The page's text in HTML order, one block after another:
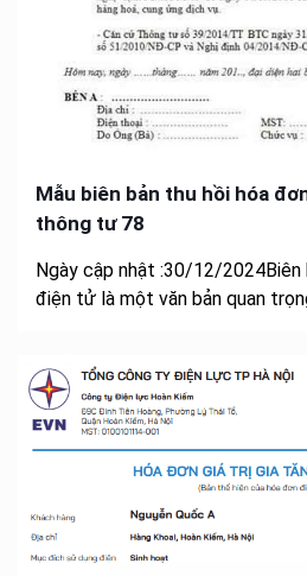
Mẫu biên bản thu hồi hóa
thông tư 78
Ngày cập nhật :30/12/2024Biên
điện tử là một văn bản quan